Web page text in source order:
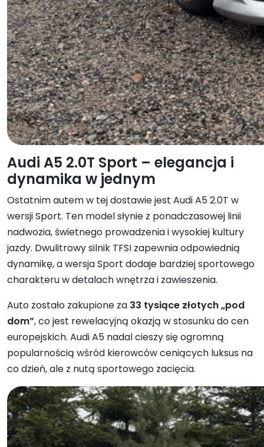
Audi A5 2.0T Sport – elegancja i
dynamika w jednym
Ostatnim autem w tej dostawie jest Audi A5 2.0T w
wersji Sport. Ten model słynie z ponadczasowej linii
nadwozia, świetnego prowadzenia i wysokiej kultury
jazdy. Dwulitrowy silnik TFSI zapewnia odpowiednią
dynamikę, a wersja Sport dodaje bardziej sportowego
charakteru w detalach wnętrza i zawieszenia.
Auto zostało zakupione za 33 tysiące złotych „pod
dom”, co jest rewelacyjną okazją w stosunku do cen
europejskich. Audi A5 nadal cieszy się ogromną
popularnością wśród kierowców ceniących luksus na
co dzień, ale z nutą sportowego zacięcia.